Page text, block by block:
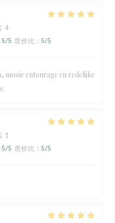
4
5/5 质价比 : 5/5
mooie entourage en redelijke
1
5/5 质价比 : 5/5